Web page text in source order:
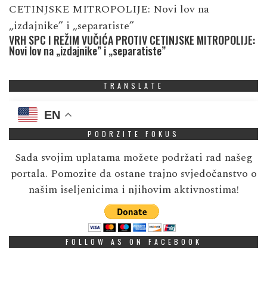
VRH SPC I REŽIM VUČIĆA PROTIV CETINJSKE MITROPOLIJE:
Novi lov na „izdajnike” i „separatiste”
TRANSLATE
EN
PODRZITE FOKUS
Sada svojim uplatama možete podržati rad našeg
portala. Pomozite da ostane trajno svjedočanstvo o
našim iseljenicima i njihovim aktivnostima!
FOLLOW AS ON FACEBOOK